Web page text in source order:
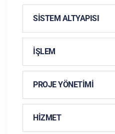
SISTEM ALTYAPISI
İŞLEM
PROJE YÖNETIMI
HIZMET